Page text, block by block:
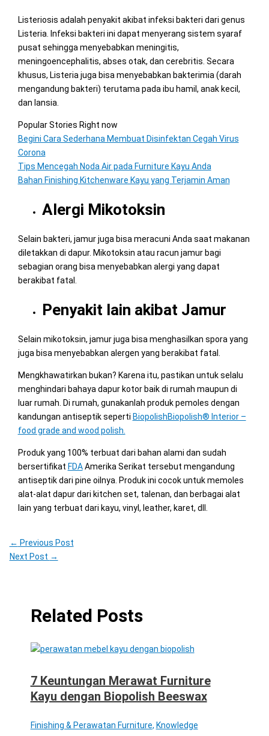
Listeriosis adalah penyakit akibat infeksi bakteri dari genus
Listeria. Infeksi bakteri ini dapat menyerang sistem syaraf
pusat sehingga menyebabkan meningitis,
meningoencephalitis, abses otak, dan cerebritis. Secara
khusus, Listeria juga bisa menyebabkan bakterimia (darah
mengandung bakteri) terutama pada ibu hamil, anak kecil,
dan lansia.
Popular Stories Right now
Begini Cara Sederhana Membuat Disinfektan Cegah Virus
Corona
Tips Mencegah Noda Air pada Furniture Kayu Anda
Bahan Finishing Kitchenware Kayu yang Terjamin Aman
Alergi Mikotoksin
Selain bakteri, jamur juga bisa meracuni Anda saat makanan
diletakkan di dapur. Mikotoksin atau racun jamur bagi
sebagian orang bisa menyebabkan alergi yang dapat
berakibat fatal.
Penyakit lain akibat Jamur
Selain mikotoksin, jamur juga bisa menghasilkan spora yang
juga bisa menyebabkan alergen yang berakibat fatal.
Mengkhawatirkan bukan? Karena itu, pastikan untuk selalu
menghindari bahaya dapur kotor baik di rumah maupun di
luar rumah. Di rumah, gunakanlah produk pemoles dengan
kandungan antiseptik seperti BiopolishBiopolish® Interior –
food grade and wood polish.
Produk yang 100% terbuat dari bahan alami dan sudah
bersertifikat FDAAmerika Serikat tersebut mengandung
antiseptik dari pine oilnya. Produk ini cocok untuk memoles
alat-alat dapur dari kitchen set, talenan, dan berbagai alat
lain yang terbuat dari kayu, vinyl, leather, karet, dll.
← Previous Post
Next Post →
Related Posts
7 Keuntungan Merawat Furniture
Kayu dengan Biopolish Beeswax
Finishing & Perawatan Furniture, Knowledge